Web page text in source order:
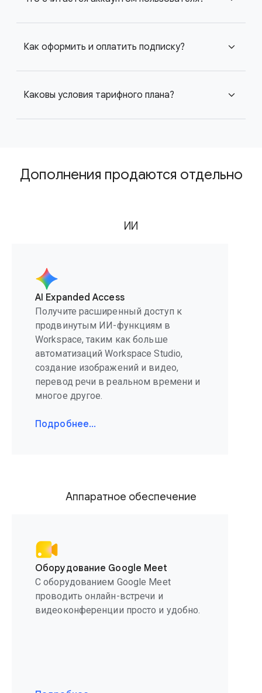
Как оформить и оплатить подписку? expand_more
Каковы условия тарифного плана? expand_more
Дополнения продаются отдельно
ИИ
AI Expanded Access
Получите расширенный доступ к
продвинутым ИИ-функциям в
Workspace, таким как больше
автоматизаций Workspace Studio,
создание изображений и видео,
перевод речи в реальном времени и
многое другое.
Подробнее…
Аппаратное обеспечение
Оборудование Google Meet
С оборудованием Google Meet
проводить онлайн-встречи и
видеоконференции просто и удобно.